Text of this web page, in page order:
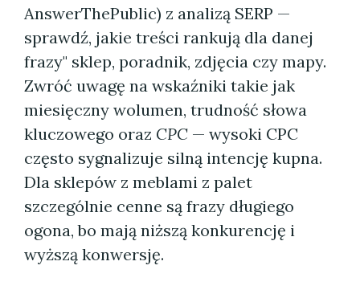
AnswerThePublic) z analizą SERP —
sprawdź, jakie treści rankują dla danej
frazy" sklep, poradnik, zdjęcia czy mapy.
Zwróć uwagę na wskaźniki takie jak
miesięczny wolumen, trudność słowa
kluczowego oraz CPC — wysoki CPC
często sygnalizuje silną intencję kupna.
Dla sklepów z meblami z palet
szczególnie cenne są frazy długiego
ogona, bo mają niższą konkurencję i
wyższą konwersję.